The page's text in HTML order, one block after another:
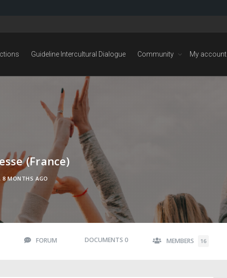
Guideline Intercultural Dialogue Community My account
(France)
8 MONTHS AGO
FORUM DOCUMENTS 0 MEMBERS 16